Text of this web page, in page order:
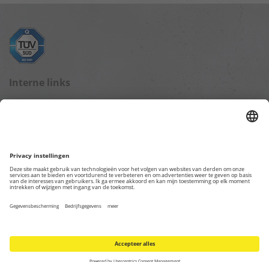
Interne links
Overige webpagina's
TKL – Trotec Rental Division